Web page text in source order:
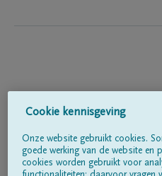
Volg ons op
Cookie kennisgeving
Onze website gebruikt cookies.
goede werking van de website en
cookies worden gebruikt voor